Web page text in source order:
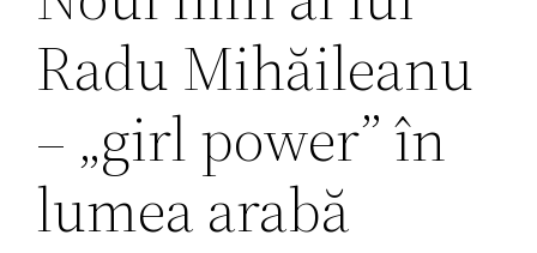
Radu Mihăileanu
– „girl power” în
lumea arabă